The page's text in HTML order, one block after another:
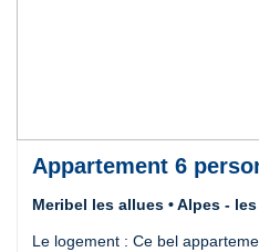
Appartement 6
Meribel les allues • Alpes -
Le logement : Ce bel